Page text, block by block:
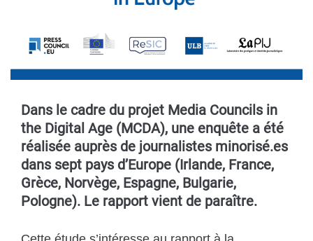
Dans le cadre du projet Media Councils in
the Digital Age (MCDA), une enquête a été
réalisée auprès de journalistes minorisé.es
dans sept pays d’Europe (Irlande, France,
Grèce, Norvège, Espagne, Bulgarie,
Pologne). Le rapport vient de paraître.